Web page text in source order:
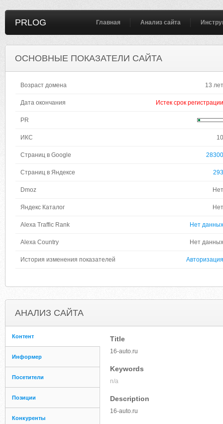
PRLOG Главная Анализ сайта
ОСНОВНЫЕ ПОКАЗАТЕЛИ САЙТА
Возраст домена 13 лет
Дата окончания Истек срок регистрации
PR
ИКС 10
Страниц в Google 28300
Страниц в Яндексе 293
Dmoz Нет
Яндекс Каталог Нет
Alexa Traffic Rank Нет данных
Alexa Country Нет данных
История изменения показателей Авторизация
АНАЛИЗ САЙТА
Контент
Информер
Посетители
Позиции
Конкуренты
Title
16-auto.ru
Keywords
n/a
Description
16-auto.ru